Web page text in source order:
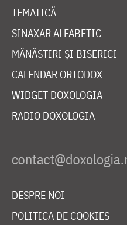
TEMATICĂ
SINAXAR ALFABETIC
MĂNĂSTIRI ȘI BISERICI
CALENDAR ORTODOX
WIDGET DOXOLOGIA
RADIO DOXOLOGIA
DESPRE NOI
POLITICA DE COOKIES